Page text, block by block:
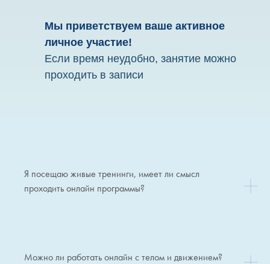
Мы приветствуем ваше активное
личное участие!
Если время неудобно, занятие можно
проходить в записи
Я посещаю живые тренинги, имеет ли смысл
проходить онлайн программы?
Можно ли работать онлайн с телом и движением?